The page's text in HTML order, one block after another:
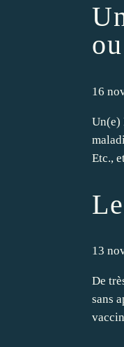
16
Un(e)
Etc.,
13
De
sans